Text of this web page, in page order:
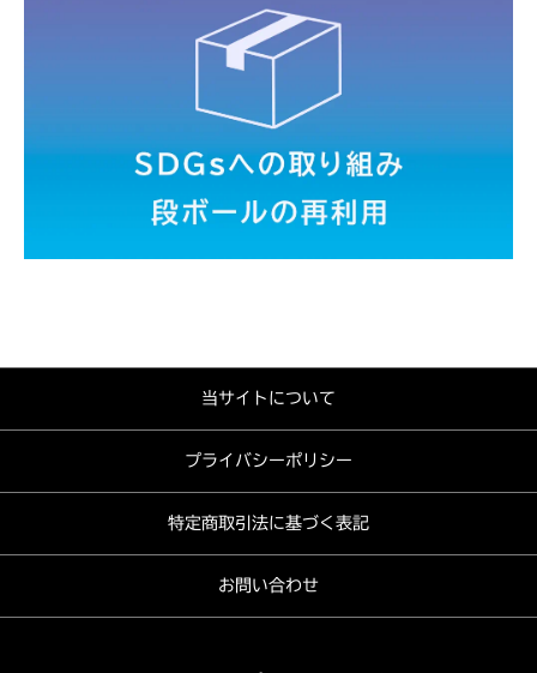
当サイトについて
プライバシーポリシー
特定商取引法に基づく表記
お問い合わせ